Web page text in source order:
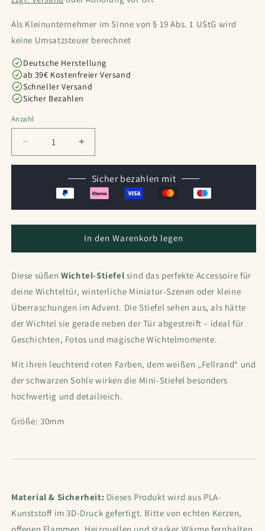
Als Kleinunternehmer im Sinne von § 19 Abs. 1 UStG wird
keine Umsatzsteuer berechnet
Deutsche Herstellung
ab 39€ Kostenfreier Versand
Schneller Versand
Sicher Bezahlen
Anzahl
Anzahl
Verringere
die
Wichtel
-
Erhöhe
die
für
Wichtel
-
Sicher bezahlen mit
In den Warenkorb legen
Diese süßenWichtel-Stiefel sind das perfekte Accessoire für
deine Wichteltür, winterliche Miniatur-Szenen oder kleine
Überraschungen im Advent. Die Stiefel sehen aus, als hätte
der Wichtel sie gerade neben der Tür abgestreift – ideal für
Geschichten, Fotos und magische Wichtelmomente.
Mit ihren leuchtend roten Farben, dem weißen „Fellrand“ und
der schwarzen Sohle wirken die Mini-Stiefel besonders
hochwertig und detailreich.
Größe: 30mm
Material & Sicherheit: Dieses Produkt wird aus PLA-
Kunststoff im 3D-Druck gefertigt. Bitte von echten Kerzen,